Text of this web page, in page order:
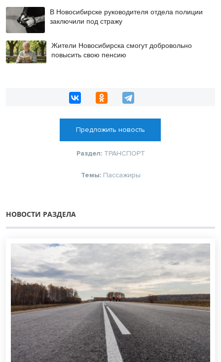
В Новосибирске руководителя отдела полиции
заключили под стражу
Жители Новосибирска смогут добровольно
повысить свою пенсию
Предложить новость
Раздел: ТРАНСПОРТ
Темы: Пассажиры
НОВОСТИ РАЗДЕЛА